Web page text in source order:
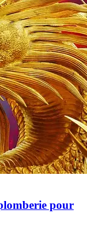
pour